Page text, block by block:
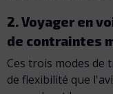
2. Voyager en
de contraintes
Ces trois modes
de flexibilité que